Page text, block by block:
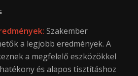
Szakember
a legjobb eredmények. A
a megfelelő eszközökkel
és alapos tisztításhoz